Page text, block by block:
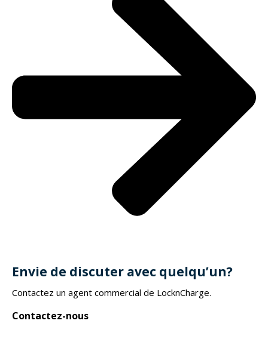
Envie de discuter avec quelqu’un?
Contactez un agent commercial de LocknCharge.
Contactez-nous